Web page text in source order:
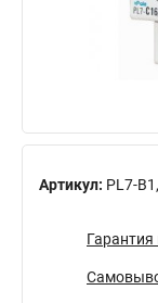
Артикул: PL7-
Гарантия